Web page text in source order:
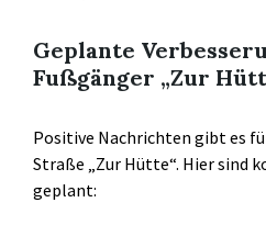
Geplante
Fußgänger „Zur
Positive Nachrichten gibt es
Straße „Zur Hütte“. Hier sind
geplant: